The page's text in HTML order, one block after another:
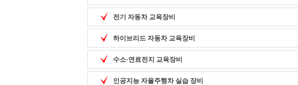
전기 자동차 교육장비
하이브리드 자동차 교육장비
수소·연료전지 교육장비
인공지능 자율주행차 실습 장비